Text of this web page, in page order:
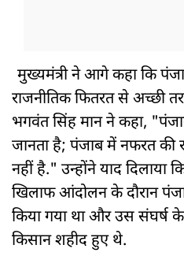
मुख्यमंत्री ने आगे कहा कि
राजनीतिक फितरत से अच्छी
भगवंत सिंह मान ने कहा,
जानता है; पंजाब में नफरत की
नहीं है." उन्होंने याद दिलाया
खिलाफ आंदोलन के दौरान
किया गया था और उस संघर्ष
किसान शहीद हुए थे.